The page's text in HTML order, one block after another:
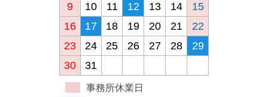
9
10 11 12 13 14
15
16
17 18 19 20 21
22
23
24 25 26 27 28
29
30
31
事務所休業日